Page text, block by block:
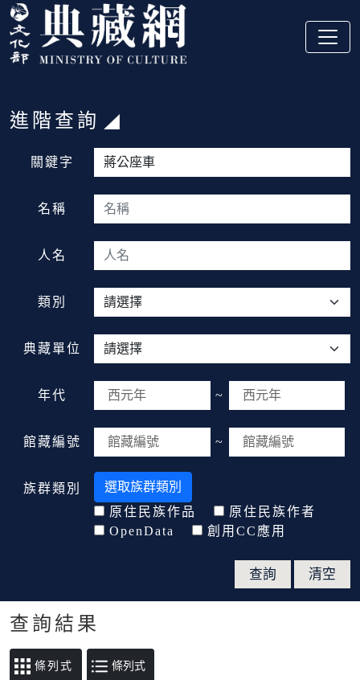
跳到主要內容
:::
:::
進階查詢
關鍵字
名稱
人名
類別
典藏單位
年代 ~
館藏編號 ~
族群類別
選取族群類別
原住民族作品
原住民族作者
OpenData
創用CC應用
查詢結果
條列式